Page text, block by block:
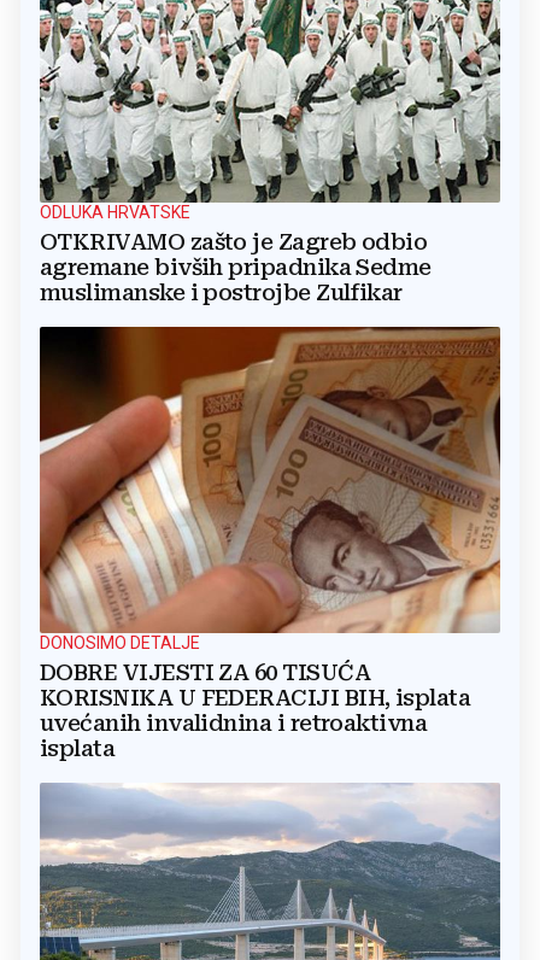
ODLUKA HRVATSKE
OTKRIVAMO zašto je Zagreb odbio
agremane bivših pripadnika Sedme
muslimanske i postrojbe Zulfikar
DONOSIMO DETALJE
DOBRE VIJESTI ZA 60 TISUĆA
KORISNIKA U FEDERACIJI BIH, isplata
uvećanih invalidnina i retroaktivna
isplata